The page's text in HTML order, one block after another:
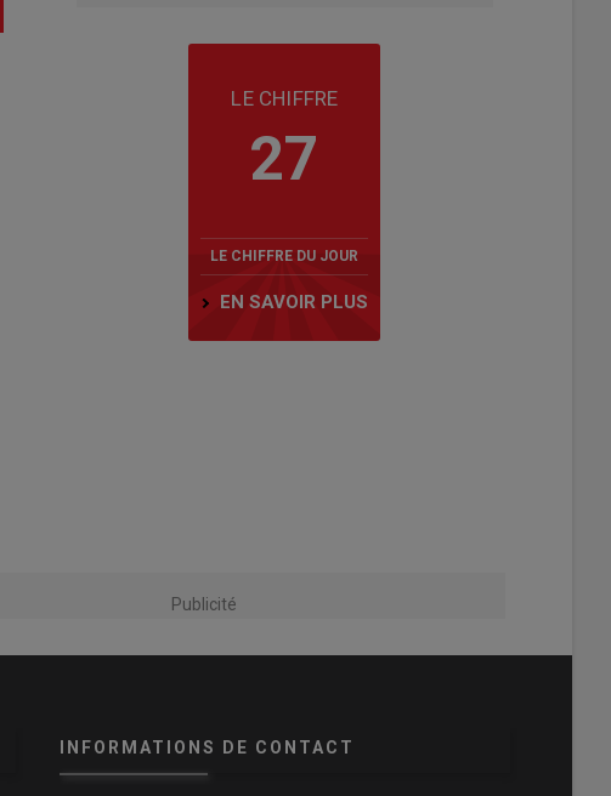
LE CHIFFRE
27
LE CHIFFRE DU JOUR
EN SAVOIR PLUS
Publicité
INFORMATIONS DE CONTACT